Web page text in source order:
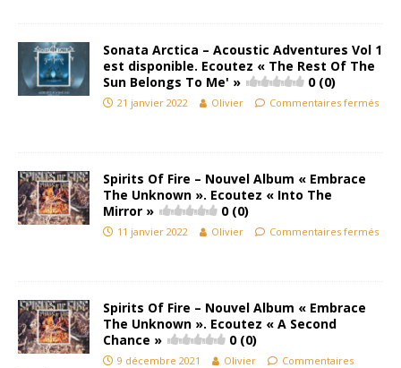
Sonata Arctica – Acoustic Adventures Vol 1
est disponible. Ecoutez « The Rest Of The
Sun Belongs To Me' »
0 (0)
21 janvier 2022 Olivier Commentaires fermés
Spirits Of Fire – Nouvel Album « Embrace
The Unknown ». Ecoutez « Into The
Mirror »
0 (0)
11 janvier 2022 Olivier Commentaires fermés
Spirits Of Fire – Nouvel Album « Embrace
The Unknown ». Ecoutez « A Second
Chance »
0 (0)
9 décembre 2021 Olivier
Commentaires